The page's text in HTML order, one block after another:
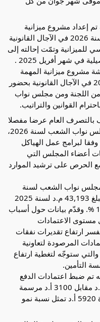
إعداد مشروع ميزانية
المهمة الخاصة مجلس نواب الشعب لسنة 2026 في الآجال القانونية
الأساسي للميزانية وتمّت إحالته إلى
رئاسة الحكومة مرفقا بالمذكرات التفصيلية في شهر أفريل 2025 .
مشروع ميزانية المهمة
الخاصة مجلس نواب الشعب لسنة 2026 في الآجال القانونية بحضور
من اللجنة ومن مجلس نواب
القوانين والتراتيب.
بالتصرف العام عرضا مفصلا
عن مشروع ميزانية المهمة الخاصة مجلس نواب الشعب لسنة 2026،
وفقا لبرامج عمل الهياكل
أعضاء المجلس التي
الحرص على ترشيد الموارد
لمجلس نواب الشعب لسنة
2026 بمبلغ قدره 48,421 م.د مقابل مبلغ 43,193 م.د لسنة 2025
أي بزيادة 5,228 م.د ما يمثّل نسبة 12,1 %. وقدّم بيانات حول أسباب
مستوى الاعتمادات
ارتفاع تقديرات نفقات
المرصودة لتعاونية
ستوجّه لتغطية ارتفاع
التأمين.
تم ضبط اعتمادات الدفع
المقترحة لسنة 2026 بما فدره 9020 أ.د مقابل 3100 أ.د مرسمة
في قانون المالية لسنة 2025 أي بزيادة 5920 أ.د تمثل نسبة نمو